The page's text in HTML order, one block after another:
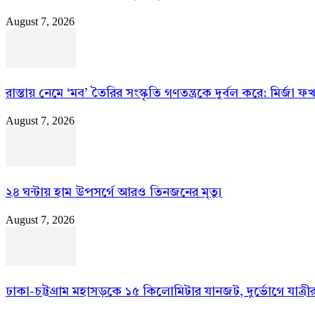
August 7, 2026
রাস্তায় নেমে ‘মব’ তৈরির সংস্কৃতি গণতন্ত্রকে দুর্বল করে: মির্জা
August 7, 2026
২৪ ঘন্টায় হাম উপসর্গে আরও তিনজনের মৃত্যু
August 7, 2026
ঢাকা-চট্টগ্রাম মহাসড়কে ১৫ কিলোমিটার যানজট, দুর্ভোগে